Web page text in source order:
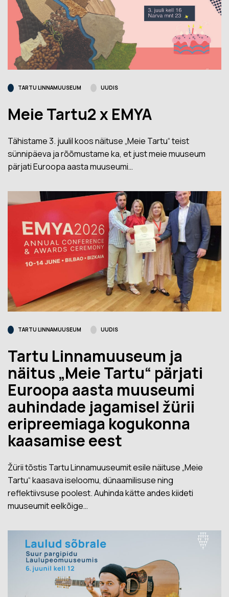
TARTU LINNAMUUSEUM UUDIS
Meie Tartu2 x EMYA
Tähistame 3. juulil koos näituse „Meie Tartu“ teist
sünnipäeva ja rõõmustame ka, et just meie muuseum
pärjati Euroopa aasta muuseumi…
TARTU LINNAMUUSEUM UUDIS
Tartu Linnamuuseum ja
näitus „Meie Tartu“ pärjati
Euroopa aasta muuseumi
auhindade jagamisel žürii
eripreemiaga kogukonna
kaasamise eest
Žürii tõstis Tartu Linnamuuseumit esile näituse „Meie
Tartu“ kaasava iseloomu, dünaamilisuse ning
reflektiivsuse poolest. Auhinda kätte andes kiideti
muuseumit eelkõige…